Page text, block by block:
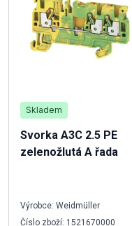
Skladem
Svorka A3C 2.5 PE
zelenožlutá A řada
Výrobce: Weidmüller
Číslo zboží: 1521670000